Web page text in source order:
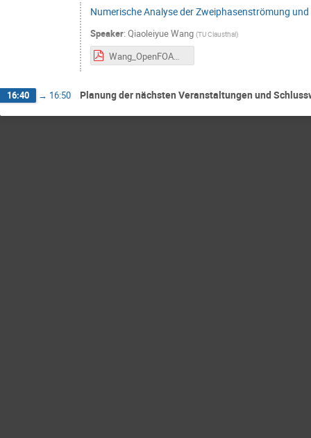
Numerische Analyse der Zweiphasenströmung
Speaker: Qiaoleiyue Wang (TU Clausthal)
Wang_OpenFOAMStammtisch_2026.pdf
16:40 → 16:50 Planung der nächsten Veranstaltungen und